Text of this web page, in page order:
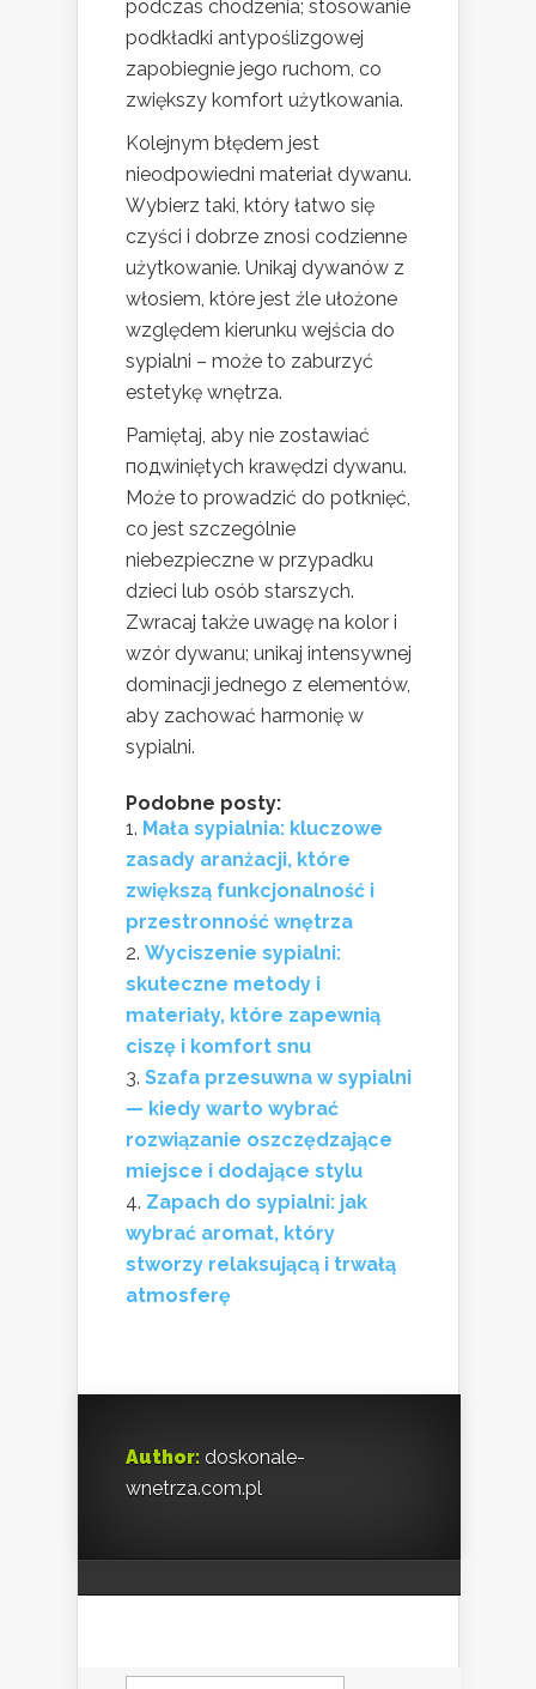
podczas chodzenia; stosowanie
podkładki antypoślizgowej
zapobiegnie jego ruchom, co
zwiększy komfort użytkowania.
Kolejnym błędem jest
nieodpowiedni materiał dywanu.
Wybierz taki, który łatwo się
czyści i dobrze znosi codzienne
użytkowanie. Unikaj dywanów z
włosiem, które jest źle ułożone
względem kierunku wejścia do
sypialni – może to zaburzyć
estetykę wnętrza.
Pamiętaj, aby nie zostawiać
подwiniętych krawędzi dywanu.
Może to prowadzić do potknięć,
co jest szczególnie
niebezpieczne w przypadku
dzieci lub osób starszych.
Zwracaj także uwagę na kolor i
wzór dywanu; unikaj intensywnej
dominacji jednego z elementów,
aby zachować harmonię w
sypialni.
Podobne posty:
Mała sypialnia: kluczowe
zasady aranżacji, które
zwiększą funkcjonalność i
przestronność wnętrza
Wyciszenie sypialni:
skuteczne metody i
materiały, które zapewnią
ciszę i komfort snu
Szafa przesuwna w sypialni
— kiedy warto wybrać
rozwiązanie oszczędzające
miejsce i dodające stylu
Zapach do sypialni: jak
wybrać aromat, który
stworzy relaksującą i trwałą
atmosferę
Author: doskonale-
wnetrza.com.pl
Szukaj: